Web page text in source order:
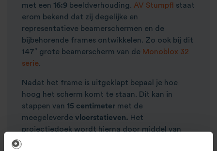
met een 16:9 beeldverhouding. AV Stumpfl staat
erom bekend dat zij degelijke en
representatieve beamerschermen en de
bijbehorende frames ontwikkelen. Zo ook bij dit
147″ grote beamerscherm van de Monoblox 32
serie.
Nadat het frame is uitgeklapt bepaal je hoe
hoog het scherm komt te staan. Dit kan in
stappen van 15 centimeter met de
meegeleverde vloerstatieven. Het
projectiedoek wordt hierna door middel van